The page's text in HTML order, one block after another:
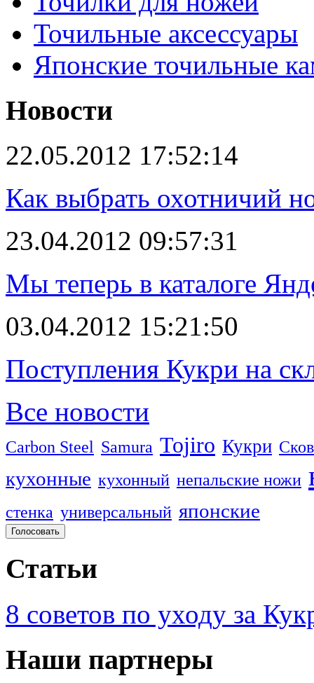
Точильные аксессуары
Японские точильные
Новости
22.05.2012 17:52:14
Как выбрать охотничий
23.04.2012 09:57:31
Мы теперь в каталоге
03.04.2012 15:21:50
Поступления Кукри на
Все новости
Carbon Steel Samura Tojiro Кукри
кухонные кухонный непальские ножи
стенка универсальный японские
Статьи
8 советов по уходу за
Наши партнеры